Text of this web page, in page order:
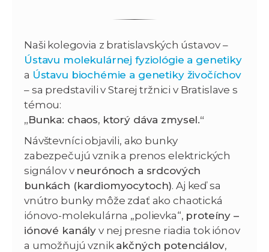
Naši kolegovia z bratislavských ústavov –
Ústavu molekulárnej fyziológie a genetiky
a Ústavu biochémie a genetiky živočíchov
– sa predstavili v Starej tržnici v Bratislave s
témou:
„Bunka: chaos, ktorý dáva zmysel.“
Návštevníci objavili, ako bunky
zabezpečujú vznik a prenos elektrických
signálov v neurónoch a srdcových
bunkách (kardiomyocytoch). Aj keď sa
vnútro bunky môže zdať ako chaotická
iónovo-molekulárna „polievka“, proteíny –
iónové kanály v nej presne riadia tok iónov
a umožňujú vznik akčných potenciálov,